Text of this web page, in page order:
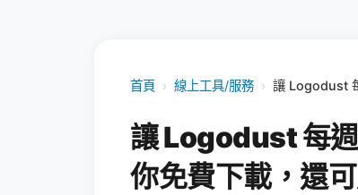
首頁 › 線上工具/服務 › 讓 Logodust
讓 Logodust 每
你免費下載，還